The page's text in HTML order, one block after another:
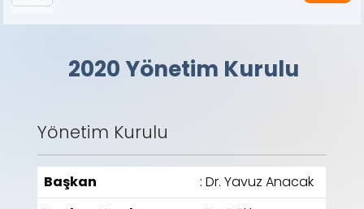
2020 Yönetim Kurulu
Yönetim Kurulu
Başkan
: Dr. Yavuz Anacak